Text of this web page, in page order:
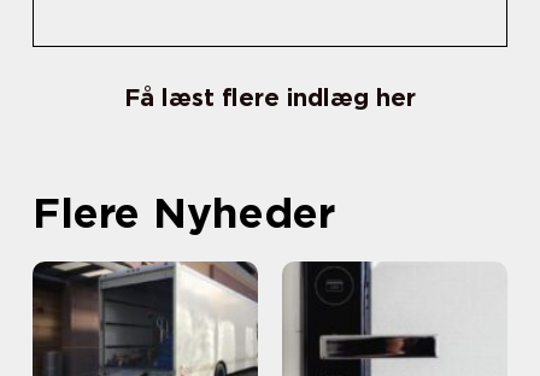
Få læst flere indlæg her
Flere Nyheder